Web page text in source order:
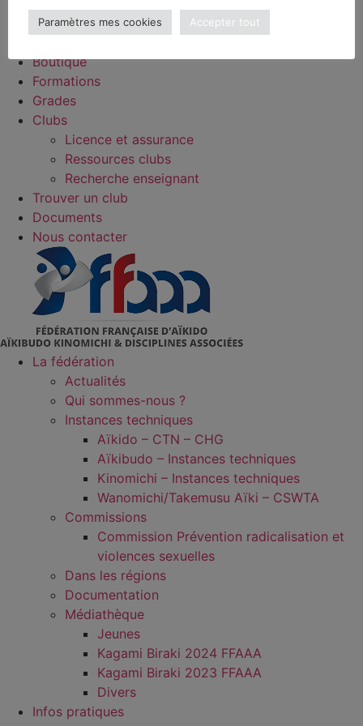
FAQ
Boutique
Formations
Grades
Clubs
Licence et assurance
Ressources clubs
Recherche enseignant
Trouver un club
Documents
Nous contacter
La fédération
Actualités
Qui sommes-nous ?
Instances techniques
Aïkido – CTN – CHG
Aïkibudo – Instances techniques
Kinomichi – Instances techniques
Wanomichi/Takemusu Aïki – CSWTA
Commissions
Commission Prévention radicalisation et
violences sexuelles
Dans les régions
Documentation
Médiathèque
Jeunes
Kagami Biraki 2024 FFAAA
Kagami Biraki 2023 FFAAA
Divers
Infos pratiques
Paramètres mes cookies Accepter tout